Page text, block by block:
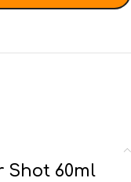
Shot 60ml